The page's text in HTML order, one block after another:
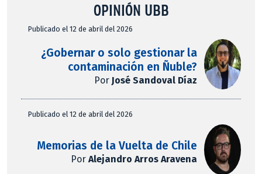
OPINIÓN UBB
Publicado el 12 de abril del 2026
¿Gobernar o solo gestionar la
contaminación en Ñuble?
Por José Sandoval Díaz
Publicado el 12 de abril del 2026
Memorias de la Vuelta de Chile
PorAlejandro Arros Aravena